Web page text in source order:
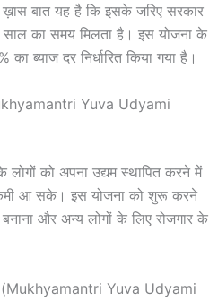
ख़ास बात यह है कि इसके जरिए सरकार
7 साल का समय मिलता है। इस योजना के
ब्याज दर निर्धारित किया गया है।
Yuva Udyami
लोगों को अपना उद्यम स्थापित करने में
कमी आ सके। इस योजना को शुरू करने
और अन्य लोगों के लिए रोजगार के
(Mukhyamantri Yuva Udyami